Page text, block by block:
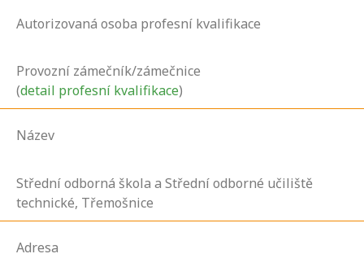
Autorizovaná osoba profesní kvalifikace
Provozní zámečník/zámečnice
(detail profesní kvalifikace)
Název
Střední odborná škola a Střední odborné učiliště
technické, Třemošnice
Adresa